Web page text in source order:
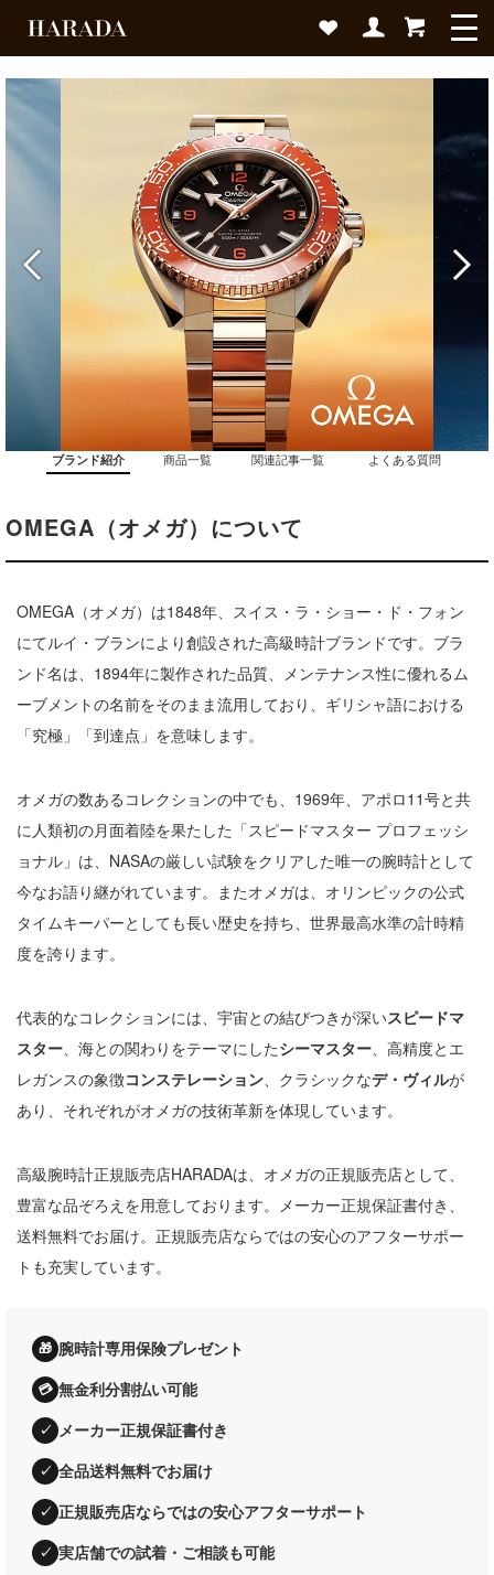
ブランド紹介 商品一覧 関連記事一覧 よくある質問
OMEGA（オメガ）について
OMEGA（オメガ）は1848年、スイス・ラ・ショー・ド・フォン
にてルイ・ブランにより創設された高級時計ブランドです。ブラ
ンド名は、1894年に製作された品質、メンテナンス性に優れるム
ーブメントの名前をそのまま流用しており、ギリシャ語における
「究極」「到達点」を意味します。
オメガの数あるコレクションの中でも、1969年、アポロ11号と共
に人類初の月面着陸を果たした「スピードマスター プロフェッシ
ョナル」は、NASAの厳しい試験をクリアした唯一の腕時計として
今なお語り継がれています。またオメガは、オリンピックの公式
タイムキーパーとしても長い歴史を持ち、世界最高水準の計時精
度を誇ります。
代表的なコレクションには、宇宙との結びつきが深いスピードマ
スター、海との関わりをテーマにしたシーマスター、高精度とエ
レガンスの象徴コンステレーション、クラシックなデ・ヴィルが
あり、それぞれがオメガの技術革新を体現しています。
高級腕時計正規販売店HARADAは、オメガの正規販売店として、
豊富な品ぞろえを用意しております。メーカー正規保証書付き、
送料無料でお届け。正規販売店ならではの安心のアフターサポー
トも充実しています。
🎁 腕時計専用保険プレゼント
💳 無金利分割払い可能
✓ メーカー正規保証書付き
✓ 全品送料無料でお届け
✓ 正規販売店ならではの安心アフターサポート
✓ 実店舗での試着・ご相談も可能